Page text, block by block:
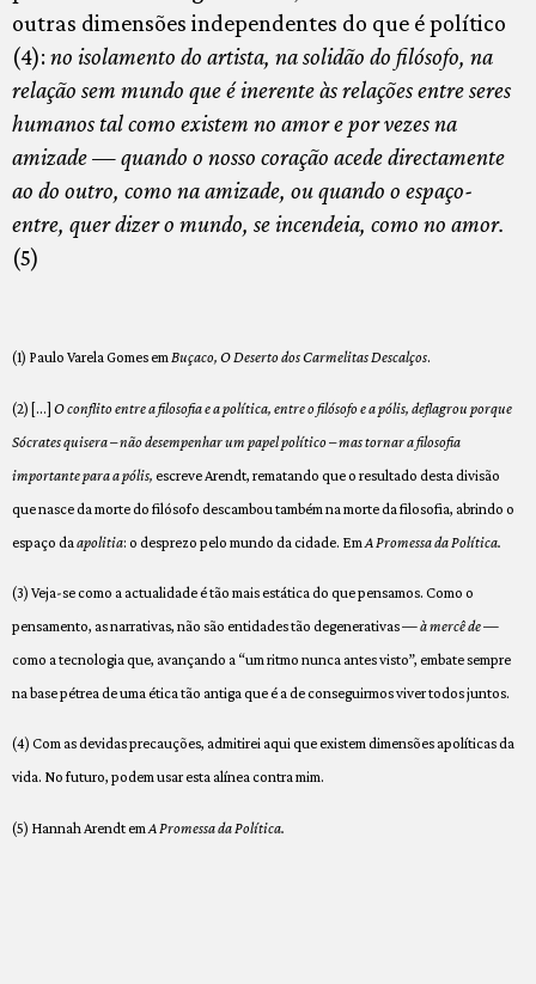
outras dimensões independentes do que é político
(4):no isolamento do artista, na solidão do filósofo, na
relação sem mundo que é inerente às relações entre seres
humanos tal como existem no amor e por vezes na
amizade — quando o nosso coração acede directamente
ao do outro, como na amizade, ou quando o espaço-
entre, quer dizer o mundo, se incendeia, como no amor.
(5)
(1) Paulo Varela Gomes emBuçaco, O Deserto dos Carmelitas Descalços.
(2) […] O conflito entre a filosofia e a política, entre o filósofo e a pólis, deflagrou porque
Sócrates quisera – não desempenhar um papel político – mas tornar a filosofia
importante para a pólis, escreve Arendt, rematando que o resultado desta divisão
que nasce da morte do filósofo descambou também na morte da filosofia, abrindo o
espaço da apolitia: o desprezo pelo mundo da cidade. Em A Promessa da Política.
(3) Veja-se como a actualidade é tão mais estática do que pensamos. Como o
pensamento, as narrativas, não são entidades tão degenerativas —à mercê de—
como a tecnologia que, avançando a “um ritmo nunca antes visto”, embate sempre
na base pétrea de uma ética tão antiga que é a de conseguirmos viver todos juntos.
(4) Com as devidas precauções, admitirei aqui que existem dimensões apolíticas da
vida. No futuro, podem usar esta alínea contra mim.
(5) Hannah Arendt em A Promessa da Política.